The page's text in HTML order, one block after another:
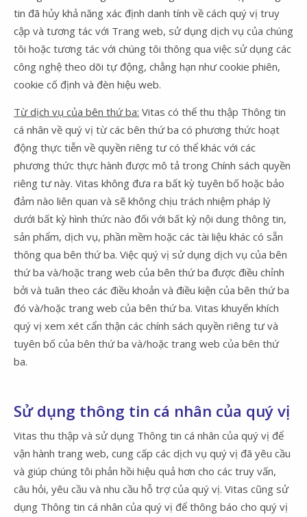
tin đã hủy khả năng xác định danh tính về cách quý vị truy
cập và tương tác với Trang web, sử dụng dịch vụ của chúng
tôi hoặc tương tác với chúng tôi thông qua việc sử dụng các
công nghệ theo dõi tự động, chẳng hạn như cookie phiên,
cookie cố định và đèn hiệu web.
Từ dịch vụ của bên thứ ba: Vitas có thể thu thập Thông tin
cá nhân về quý vị từ các bên thứ ba có phương thức hoạt
động thực tiễn về quyền riêng tư có thể khác với các
phương thức thực hành được mô tả trong Chính sách quyền
riêng tư này. Vitas không đưa ra bất kỳ tuyên bố hoặc bảo
đảm nào liên quan và sẽ không chịu trách nhiệm pháp lý
dưới bất kỳ hình thức nào đối với bất kỳ nội dung thông tin,
sản phẩm, dịch vụ, phần mềm hoặc các tài liệu khác có sẵn
thông qua bên thứ ba. Việc quý vị sử dụng dịch vụ của bên
thứ ba và/hoặc trang web của bên thứ ba được điều chỉnh
bởi và tuân theo các điều khoản và điều kiện của bên thứ ba
đó và/hoặc trang web của bên thứ ba. Vitas khuyến khích
quý vị xem xét cẩn thận các chính sách quyền riêng tư và
tuyên bố của bên thứ ba và/hoặc trang web của bên thứ
ba.
Sử dụng thông tin cá nhân của quý vị
Vitas thu thập và sử dụng Thông tin cá nhân của quý vị để
vận hành trang web, cung cấp các dịch vụ quý vị đã yêu cầu
và giúp chúng tôi phản hồi hiệu quả hơn cho các truy vấn,
câu hỏi, yêu cầu và nhu cầu hỗ trợ của quý vị. Vitas cũng sử
dụng Thông tin cá nhân của quý vị để thông báo cho quý vị